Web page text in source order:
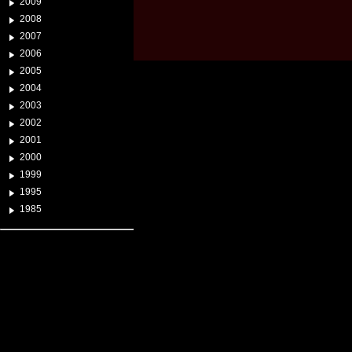
2008
2007
2006
2005
2004
2003
2002
2001
2000
1999
1995
1985